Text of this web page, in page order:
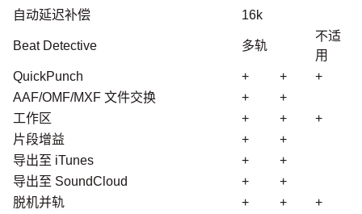
自动延迟补偿 16k
Beat Detective 多轨
不适
用
QuickPunch
+ +
+
AAF/OMF/MXF 文件交换
+
+
工作区
+ +
+
片段增益
+
+
导出至 iTunes
+
+
导出至 SoundCloud
+
+
脱机并轨
+ +
+